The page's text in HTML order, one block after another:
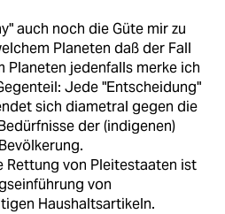
auch noch die Güte mir zu
Planeten daß der Fall
Planeten jedenfalls merke ich
Jede "Entscheidung"
sich diametral gegen die
der (indigenen)
Rettung von Pleitestaaten ist
von
Haushaltsartikeln.